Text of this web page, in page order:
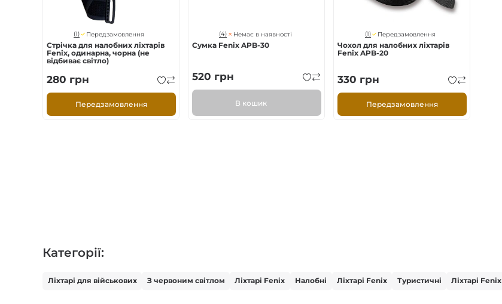
(1) Передзамовлення
Стрічка для налобних ліхтарів
Fenix, одинарна, чорна (не
відбиває світло)
280 грн
Передзамовлення
(4) Немає в наявності
Сумка Fenix APB-30
520 грн
В кошик
(1) Передзамовлення
Чохол для налобних ліхтарів
Fenix APB-20
330 грн
Передзамовлення
Категорії:
Ліхтарі для військових З червоним світлом Ліхтарі Fenix Налобні Ліхтарі Fenix Туристичні Ліхтарі Fenix